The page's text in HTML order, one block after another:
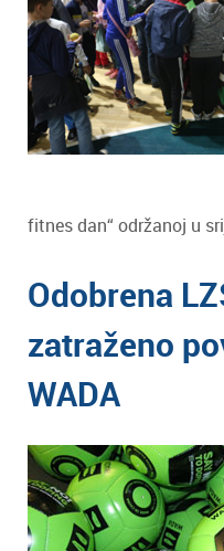
fitnes dan“ održanoj u
Odobrena
zatraženo
WADA